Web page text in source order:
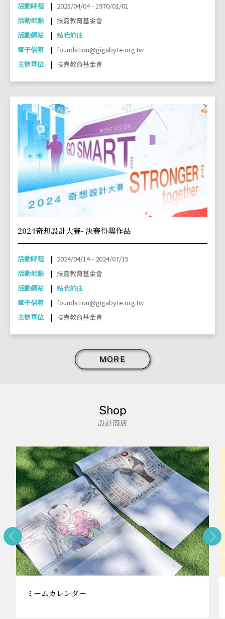
活動時程
2025/04/04 - 1970/01/01
活動地點
技嘉教育基金會
活動網站
點我前往
電子信箱
foundation@gigabyte.org.tw
主辦單位
技嘉教育基金會
2024奇想設計大賽- 決賽得獎作品
活動時程
2024/04/14 - 2024/07/15
活動地點
技嘉教育基金會
活動網站
點我前往
電子信箱
foundation@gigabyte.org.tw
主辦單位
技嘉教育基金會
MORE
Shop
設計商店
ミームカレンダー